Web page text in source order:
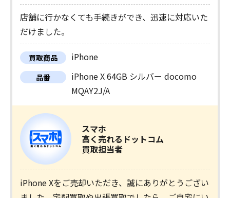
店舗に行かなくても手続きができ、迅速に対応いた
だけました。
買取商品 iPhone
品番
iPhone X 64GB シルバー docomo
MQAY2J/A
スマホ
高く売れるドットコム
買取担当者
iPhone Xをご売却いただき、誠にありがとうござい